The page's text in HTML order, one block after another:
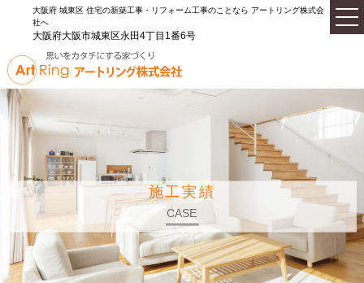
大阪府 城東区 住宅の新築工事・リフォーム工事のことなら アートリング株式会
社へ
大阪府大阪市城東区永田4丁目1番6号
施工実績
CASE